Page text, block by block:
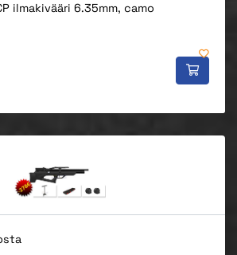
ilmakivääri 6.35mm, camo